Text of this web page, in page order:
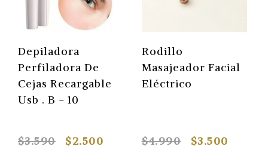
Depiladora
Perfiladora De
Cejas Recargable
Usb . B - 10
$3.590 $2.500
Rodillo
Masajeador Facial
Eléctrico
$4.990 $3.500